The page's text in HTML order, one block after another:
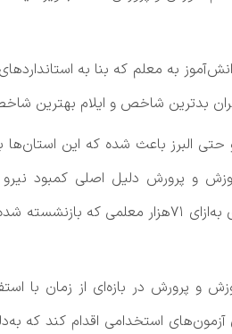
حتی البرز باعث شده که این
و پرورش دلیل اصلی کمبود
پرورش در بازه‌ای از زمان با
آزمون‌های استخدامی اقدام کند